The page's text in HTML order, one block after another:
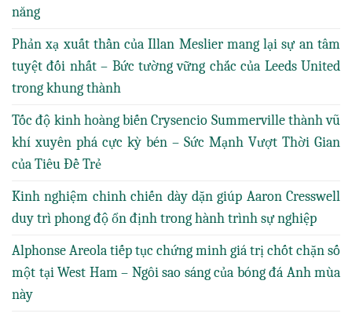
năng
Phản xạ xuất thần của Illan Meslier mang lại sự an tâm
tuyệt đối nhất – Bức tường vững chắc của Leeds United
trong khung thành
Tốc độ kinh hoàng biến Crysencio Summerville thành vũ
khí xuyên phá cực kỳ bén – Sức Mạnh Vượt Thời Gian
của Tiêu Đề Trẻ
Kinh nghiệm chinh chiến dày dặn giúp Aaron Cresswell
duy trì phong độ ổn định trong hành trình sự nghiệp
Alphonse Areola tiếp tục chứng minh giá trị chốt chặn số
một tại West Ham – Ngôi sao sáng của bóng đá Anh mùa
này